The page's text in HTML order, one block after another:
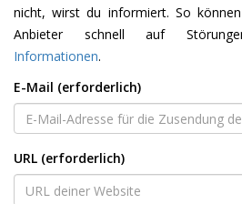
nicht, wirst du informiert. So
Anbieter schnell auf
Informationen.
E-Mail (erforderlich)
URL (erforderlich)